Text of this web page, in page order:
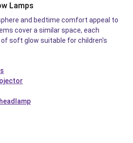
Lamps
and bedtime comfort appeal to
cover a similar space, each
soft glow suitable for children's